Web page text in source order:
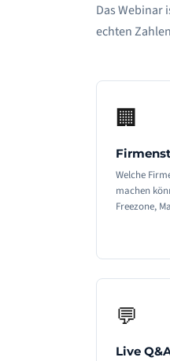
Das Webinar
echten
🏢
Welche
machen
Freezone,
💬
Live